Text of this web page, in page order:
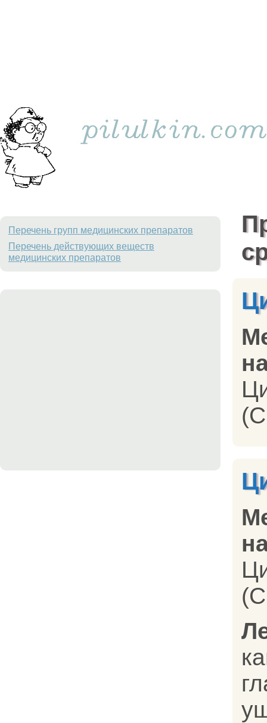
Перечень групп медицинских препаратов
Перечень действующих веществ
медицинских препаратов